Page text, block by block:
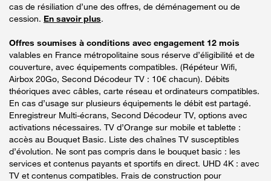
cas de résiliation d’une des offres, de déménagement ou de
cession. En savoir plus.
Offres soumises à conditions avec engagement 12 mois
valables en France métropolitaine sous réserve d’éligibilité et de
couverture, avec équipements compatibles. (Répéteur Wifi,
Airbox 20Go, Second Décodeur TV : 10€ chacun). Débits
théoriques avec câbles, carte réseau et ordinateurs compatibles.
En cas d’usage sur plusieurs équipements le débit est partagé.
Enregistreur Multi-écrans, Second Décodeur TV, options avec
activations nécessaires. TV d’Orange sur mobile et tablette :
accès au Bouquet Basic. Liste des chaînes TV susceptibles
d’évolution. Ne sont pas compris dans le bouquet basic : les
services et contenus payants et sportifs en direct. UHD 4K : avec
TV et contenus compatibles. Frais de construction pour